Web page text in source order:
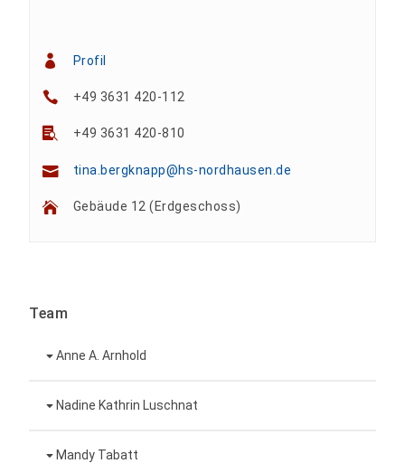
Profil
+49 3631 420-112
+49 3631 420-810
tina.bergknapp@hs-nordhausen.de
Gebäude 12 (Erdgeschoss)
Team
Anne A. Arnhold
+49 3631 420-151
anne-ariane.arnhold@hs-nordhausen.de
Nadine Kathrin Luschnat
Mandy Tabatt